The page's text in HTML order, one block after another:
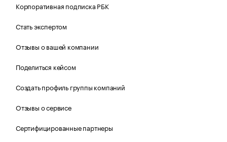
Корпоративная подписка РБК
Стать экспертом
Отзывы о вашей компании
Поделиться кейсом
Создать профиль группы компаний
Отзывы о сервисе
Сертифицированные партнеры